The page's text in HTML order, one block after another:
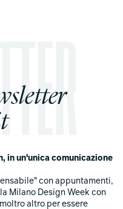
in un'unica comunicazione
con appuntamenti,
Milano Design Week con
altro per essere